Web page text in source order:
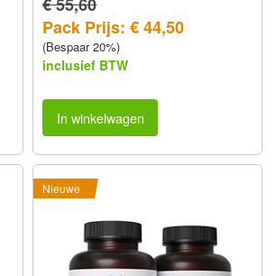
€ 55,60
Pack Prijs: € 44,50
(Bespaar 20%)
inclusief BTW
In winkelwagen
Nieuwe